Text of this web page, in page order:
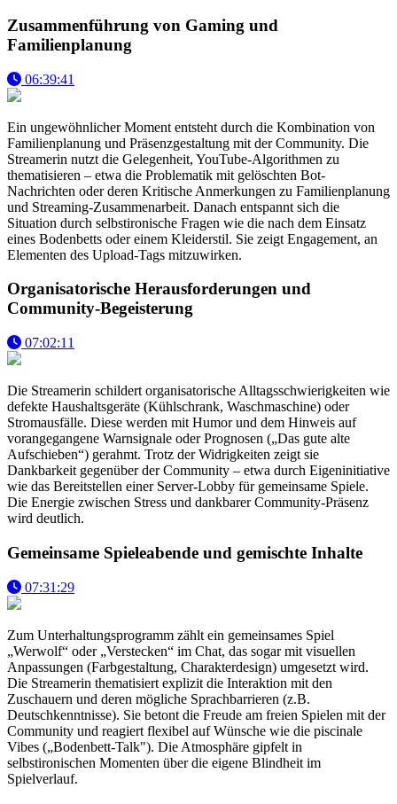
Zusammenführung von Gaming und
Familienplanung
06:39:41
Ein ungewöhnlicher Moment entsteht durch die Kombination von
Familienplanung und Präsenzgestaltung mit der Community. Die
Streamerin nutzt die Gelegenheit, YouTube-Algorithmen zu
thematisieren – etwa die Problematik mit gelöschten Bot-
Nachrichten oder deren Kritische Anmerkungen zu Familienplanung
und Streaming-Zusammenarbeit. Danach entspannt sich die
Situation durch selbstironische Fragen wie die nach dem Einsatz
eines Bodenbetts oder einem Kleiderstil. Sie zeigt Engagement, an
Elementen des Upload-Tags mitzuwirken.
Organisatorische Herausforderungen und
Community-Begeisterung
07:02:11
Die Streamerin schildert organisatorische Alltagsschwierigkeiten wie
defekte Haushaltsgeräte (Kühlschrank, Waschmaschine) oder
Stromausfälle. Diese werden mit Humor und dem Hinweis auf
vorangegangene Warnsignale oder Prognosen („Das gute alte
Aufschieben“) gerahmt. Trotz der Widrigkeiten zeigt sie
Dankbarkeit gegenüber der Community – etwa durch Eigeninitiative
wie das Bereitstellen einer Server-Lobby für gemeinsame Spiele.
Die Energie zwischen Stress und dankbarer Community-Präsenz
wird deutlich.
Gemeinsame Spieleabende und gemischte Inhalte
07:31:29
Zum Unterhaltungsprogramm zählt ein gemeinsames Spiel
„Werwolf“ oder „Verstecken“ im Chat, das sogar mit visuellen
Anpassungen (Farbgestaltung, Charakterdesign) umgesetzt wird.
Die Streamerin thematisiert explizit die Interaktion mit den
Zuschauern und deren mögliche Sprachbarrieren (z.B.
Deutschkenntnisse). Sie betont die Freude am freien Spielen mit der
Community und reagiert flexibel auf Wünsche wie die piscinale
Vibes („Bodenbett-Talk"). Die Atmosphäre gipfelt in
selbstironischen Momenten über die eigene Blindheit im
Spielverlauf.